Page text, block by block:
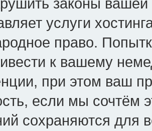
услуги
право.
к вашему
при этом ваш
если мы сочтём
сохраняются для